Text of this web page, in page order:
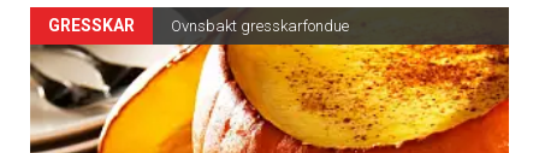
GRESSKAR Ovnsbakt gresskarfondue